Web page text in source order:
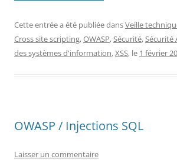
Cette entrée a été publiée dansVeille
Cross site scripting,OWASP,Sécurité,Sécurité
des systèmes d'information,XSS, le 1 février
OWASP / Injections SQL
Laisser un commentaire